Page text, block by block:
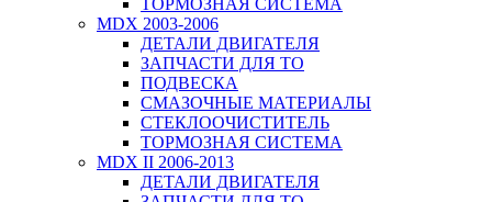
ТОРМОЗНАЯ СИСТЕМА
MDX 2003-2006
ДЕТАЛИ ДВИГАТЕЛЯ
ЗАПЧАСТИ ДЛЯ ТО
ПОДВЕСКА
СМАЗОЧНЫЕ МАТЕРИАЛЫ
СТЕКЛООЧИСТИТЕЛЬ
ТОРМОЗНАЯ СИСТЕМА
MDX II 2006-2013
ДЕТАЛИ ДВИГАТЕЛЯ